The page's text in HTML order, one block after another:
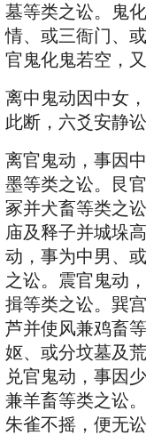
墓等类之讼。鬼
情、或三衙门、
官鬼化鬼若空，
离中鬼动因中女
此断，六爻安静讼
离官鬼动，事因
墨等类之讼。艮
冢并犬畜等类之
庙及释子并城垛
动，事为中男、
之讼。震官鬼动
揖等类之讼。巽
芦并使风兼鸡畜
妪、或分坟墓及
兑官鬼动，事因
兼羊畜等类之讼
朱雀不摇，便无讼